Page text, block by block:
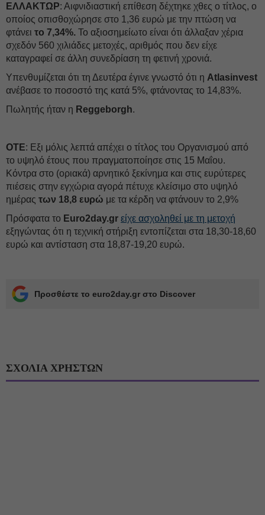
ΕΛΛΑΚΤΩΡ: Αιφνιδιαστική επίθεση δέχτηκε χθες ο τίτλος, ο
οποίος οπισθοχώρησε στο 1,36 ευρώ με την πτώση να
φτάνει το 7,34%. Το αξιοσημείωτο είναι ότι άλλαξαν χέρια
σχεδόν 560 χιλιάδες μετοχές, αριθμός που δεν είχε
καταγραφεί σε άλλη συνεδρίαση τη φετινή χρονιά.
Υπενθυμίζεται ότι τη Δευτέρα έγινε γνωστό ότι η Atlasinvest
ανέβασε το ποσοστό της κατά 5%, φτάνοντας το 14,83%.
Πωλητής ήταν η Reggeborgh.
ΟΤΕ: Εξι μόλις λεπτά απέχει ο τίτλος του Οργανισμού από
το υψηλό έτους που πραγματοποίησε στις 15 Μαΐου.
Κόντρα στο (οριακά) αρνητικό ξεκίνημα και στις ευρύτερες
πιέσεις στην εγχώρια αγορά πέτυχε κλείσιμο στο υψηλό
ημέρας των 18,8 ευρώ με τα κέρδη να φτάνουν το 2,9%
Πρόσφατα το Euro2day.gr είχε ασχοληθεί με τη μετοχή
εξηγώντας ότι η τεχνική στήριξη εντοπίζεται στα 18,30-18,60
ευρώ και αντίσταση στα 18,87-19,20 ευρώ.
Προσθέστε το euro2day.gr στο Discover
ΣΧΟΛΙΑ ΧΡΗΣΤΩΝ